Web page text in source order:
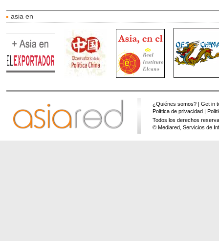
asia en
¿Quiénes somos? |Get in
Política de privacidad |
Todos los derechos
© Mediared, Servicios de